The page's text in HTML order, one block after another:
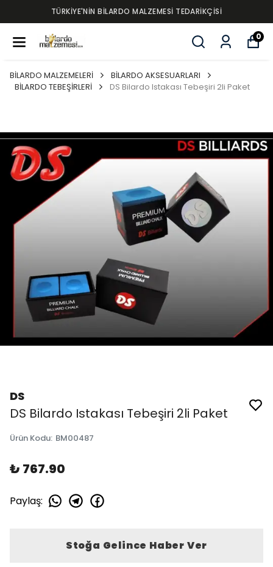
TÜRKİYE'NİN BİLARDO MALZEMESİ TEDARİKÇİSİ
0
BİLARDO MALZEMELERİ
BİLARDO AKSESUARLARI
BİLARDO TEBEŞİRLERİ
DS Bilardo Istakası Tebeşiri 2li Paket
DS
DS Bilardo Istakası Tebeşiri 2li Paket
Ürün Kodu: BM00487
₺ 767.90
Paylaş:
Stoğa Gelince Haber Ver